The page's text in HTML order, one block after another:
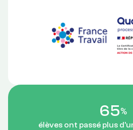
65%
élèves ont passé plus